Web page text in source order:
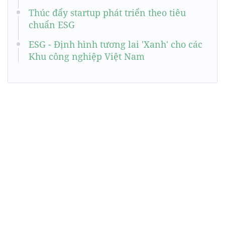
Thúc đẩy startup phát triển theo tiêu
chuẩn ESG
ESG - Định hình tương lai 'Xanh' cho các
Khu công nghiệp Việt Nam